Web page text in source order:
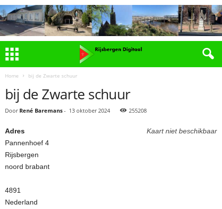
Home bij de Zwarte schuur
bij de Zwarte schuur
Door René Baremans - 13 oktober 2024 255208
Kaart niet beschikbaar
Adres
Pannenhoef 4
Rijsbergen
noord brabant
4891
Nederland